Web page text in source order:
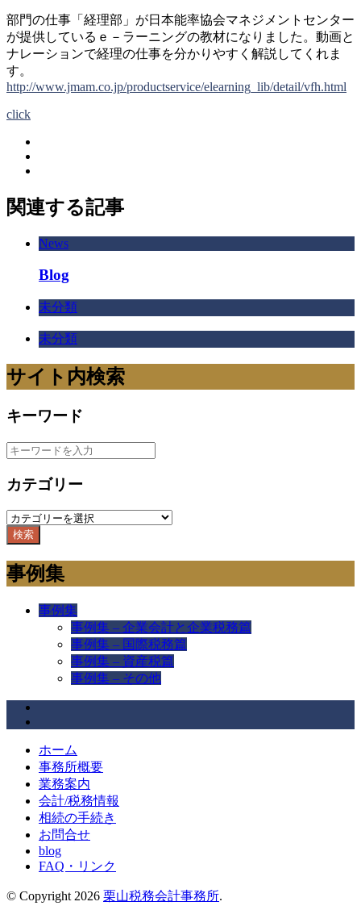
部門の仕事「経理部」が日本能率協会マネジメントセンター
が提供しているｅ－ラーニングの教材になりました。動画と
ナレーションで経理の仕事を分かりやすく解説してくれま
す。
http://www.jmam.co.jp/productservice/elearning_lib/detail/vfh.html
click
関連する記事
News
Blog
未分類
未分類
サイト内検索
キーワード
カテゴリー
検索
事例集
事例集
事例集 – 企業会計と企業税務篇
事例集 – 国際税務篇
事例集 – 資産税篇
事例集 – その他
ホーム
事務所概要
業務案内
会計/税務情報
相続の手続き
お問合せ
blog
FAQ・リンク
© Copyright 2026 栗山税務会計事務所.